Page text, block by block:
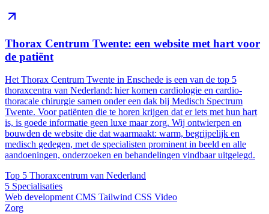
Thorax Centrum Twente: een website met hart voor
de patiënt
Het Thorax Centrum Twente in Enschede is een van de top 5
thoraxcentra van Nederland: hier komen cardiologie en cardio-
thoracale chirurgie samen onder een dak bij Medisch Spectrum
Twente. Voor patiënten die te horen krijgen dat er iets met hun hart
is, is goede informatie geen luxe maar zorg. Wij ontwierpen en
bouwden de website die dat waarmaakt: warm, begrijpelijk en
medisch gedegen, met de specialisten prominent in beeld en alle
aandoeningen, onderzoeken en behandelingen vindbaar uitgelegd.
Top 5 Thoraxcentrum van Nederland
5 Specialisaties
Web development CMS Tailwind CSS Video
Zorg